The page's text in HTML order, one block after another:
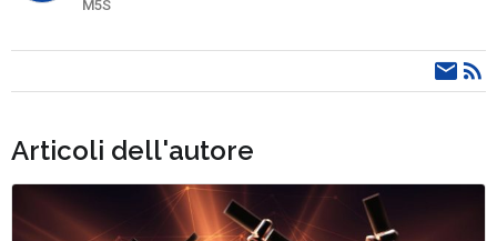
M5S
Articoli dell'autore